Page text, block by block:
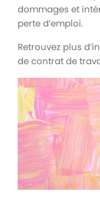
dommages et
perte d’emploi.
Retrouvez plus
de contrat de